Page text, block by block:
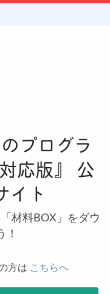
プログラ
応版』 公
イト
材料BOX」をダウ
！
方は こちらへ